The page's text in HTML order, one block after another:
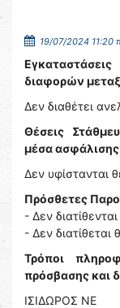
19/07/2024 11:20
διαφορών
Δεν διαθέτει
Θέσεις
μέσα ασφάλισης
Δεν υφίστανται
Πρόσθετες
- Δεν
- Δεν
Τρόποι
πρόσβασης και
ΙΣΙΔΩΡΟΣ ΝΕ